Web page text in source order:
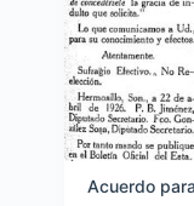
Acuerdo